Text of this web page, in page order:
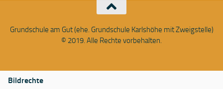
Grundschule am Gut (ehe. Grundschule Karlshöhe mit Zweigstelle)
© 2019. Alle Rechte vorbehalten.
Bildrechte